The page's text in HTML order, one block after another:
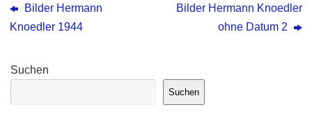
Bilder Hermann
Knoedler 1944
Bilder Hermann Knoedler
ohne Datum 2
Suchen
Suchen